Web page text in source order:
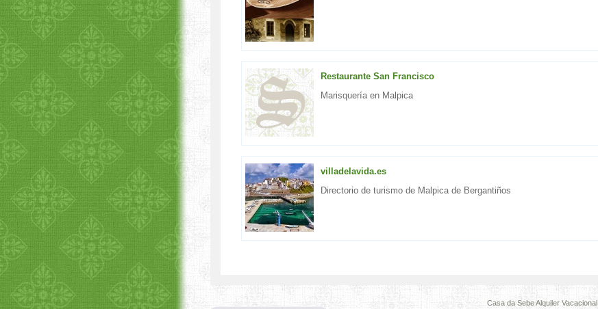
Restaurante San Francisco
Marisquería en Malpica
villadelavida.es
Directorio de turismo de Malpica de Bergantiños
Casa da Sebe Alquiler Vacacional